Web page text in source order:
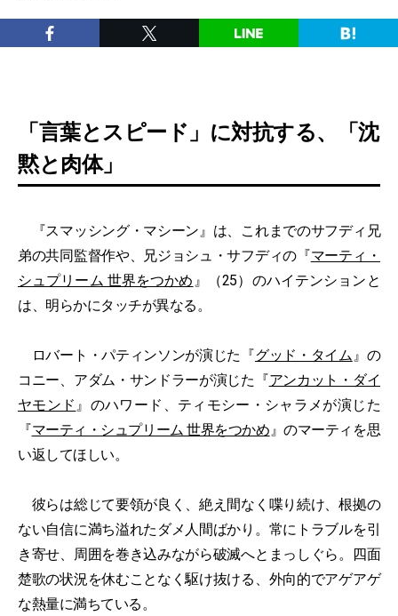
「言葉とスピード」に対抗する、「沈
黙と肉体」
『スマッシング・マシーン』は、これまでのサフディ兄
弟の共同監督作や、兄ジョシュ・サフディの『マーティ・
シュプリーム 世界をつかめ 』（25）のハイテンションと
は、明らかにタッチが異なる。
ロバート・パティンソンが演じた『グッド・タイム』の
コニー、アダム・サンドラーが演じた『アンカット・ダイ
ヤモンド 』のハワード、ティモシー・シャラメが演じた
『マーティ・シュプリーム 世界をつかめ』のマーティを思
い返してほしい。
彼らは総じて要領が良く、絶え間なく喋り続け、根拠の
ない自信に満ち溢れたダメ人間ばかり。常にトラブルを引
き寄せ、周囲を巻き込みながら破滅へとまっしぐら。四面
楚歌の状況を休むことなく駆け抜ける、外向的でアゲアゲ
な熱量に満ちている。